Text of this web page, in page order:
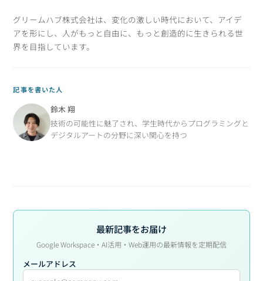
グリームハブ株式会社は、変化の激しい時代において、アイデ
アを形にし、人がもっと自由に、もっと創造的に生きられる世
界を目指しています。
記事を書いた人
鈴木 翔
技術の可能性に魅了され、学生時代からプログラミングと
デジタルアートの分野に深い関心を持つ
最新記事をお届け
Google Workspace・AI活用・Web運用の最新情報を定期配信
メールアドレス